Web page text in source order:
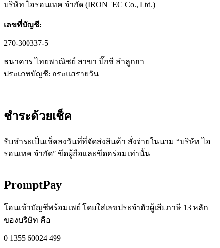
บริษัท ไอรอนเทค จำกัด (IRONTEC Co., Ltd.)
เลขที่บัญชี:
270-300337-5
ธนาคาร ไทยพาณิชย์ สาขา บิ๊กซี ลำลูกกา
ประเภทบัญชี: กระแสรายวัน
ชำระด้วยเช็ค​
รับชำระเป็นเช็คลงวันที่ที่จัดส่งสินค้า สั่งจ่ายในนาม “บริษัท ไอ
รอนเทค จำกัด” ขีดผู้ถือและขีดคร่อมเท่านั้น
PromptPay
โอนเข้าบัญชีพร้อมเพย์ โดยใส่เลขประจำตัวผู้เสียภาษี 13 หลัก
ของบริษัท คือ
0 1355 60024 499